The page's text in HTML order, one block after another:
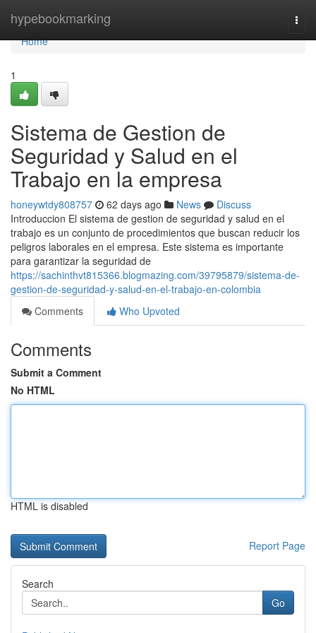
hypebookmarking
Home
Home
1
Sistema de Gestion de
Seguridad y Salud en el
Trabajo en la empresa
honeywtdy808757 62 days ago News
Discuss
Introduccion El sistema de gestion de seguridad y salud en el
trabajo es un conjunto de procedimientos que buscan reducir los
peligros laborales en el empresa. Este sistema es importante
para garantizar la seguridad de
https://sachinthvt815366.blogmazing.com/39795879/sistema-de-
gestion-de-seguridad-y-salud-en-el-trabajo-en-colombia
Comments
Who Upvoted
Comments
Submit a Comment
No HTML
HTML is disabled
Report Page
Search
Go